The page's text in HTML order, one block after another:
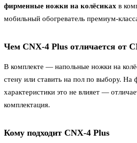
фирменные ножки на колёсиках в
мобильный обогреватель премиум-
Чем CNX-4 Plus отличается от
В комплекте — напольные ножки на
стену или ставить на пол по выбору. На
характеристики это не влияет —
комплектация.
Кому подходит CNX-4 Plus